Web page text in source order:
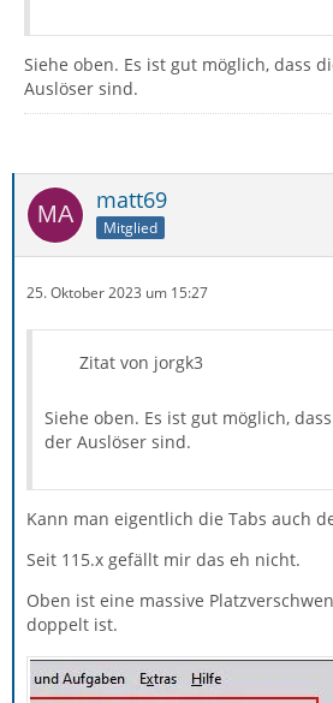
Siehe oben. Es ist gut möglich, dass
Auslöser sind.
matt69
Mitglied
25. Oktober 2023 um 15:27
Zitat von jorgk3
Siehe oben. Es ist gut möglich,
der Auslöser sind.
Kann man eigentlich die Tabs auch
Seit 115.x gefällt mir das eh nicht.
Oben ist eine massive
doppelt ist.